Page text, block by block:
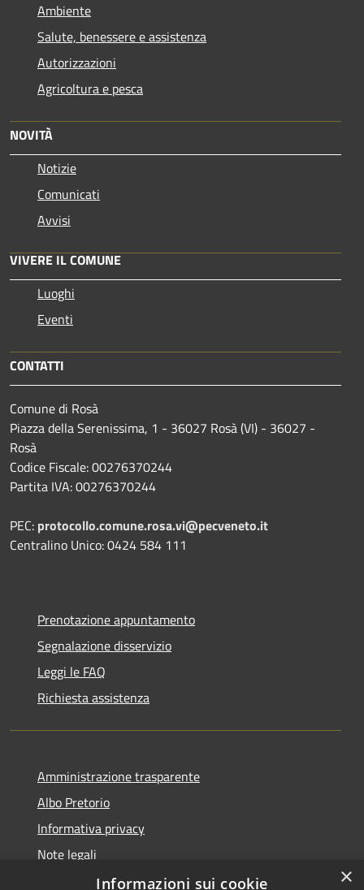
Ambiente
Salute, benessere e assistenza
Autorizzazioni
Agricoltura e pesca
NOVITÀ
Notizie
Comunicati
Avvisi
VIVERE IL COMUNE
Luoghi
Eventi
CONTATTI
Comune di Rosà
Piazza della Serenissima, 1 - 36027 Rosà (VI) - 36027 -
Rosà
Codice Fiscale: 00276370244
Partita IVA: 00276370244
PEC: protocollo.comune.rosa.vi@pecveneto.it
Centralino Unico: 0424 584 111
Prenotazione appuntamento
Segnalazione disservizio
Leggi le FAQ
Richiesta assistenza
Amministrazione trasparente
Albo Pretorio
Informativa privacy
Note legali
Dichiarazione di accessibilità
×
Informazioni sui cookie